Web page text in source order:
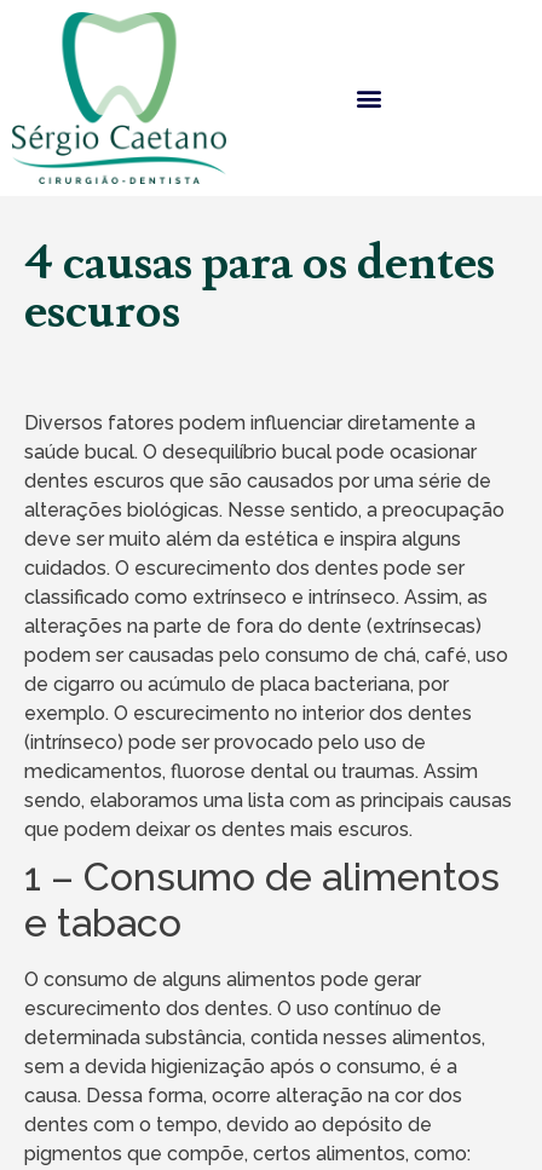
4 causas para os dentes
escuros
Diversos fatores podem influenciar diretamente a
saúde bucal. O desequilíbrio bucal pode ocasionar
dentes escuros que são causados por uma série de
alterações biológicas. Nesse sentido, a preocupação
deve ser muito além da estética e inspira alguns
cuidados. O escurecimento dos dentes pode ser
classificado como extrínseco e intrínseco. Assim, as
alterações na parte de fora do dente (extrínsecas)
podem ser causadas pelo consumo de chá, café, uso
de cigarro ou acúmulo de placa bacteriana, por
exemplo. O escurecimento no interior dos dentes
(intrínseco) pode ser provocado pelo uso de
medicamentos, fluorose dental ou traumas. Assim
sendo, elaboramos uma lista com as principais causas
que podem deixar os dentes mais escuros.
1 – Consumo de alimentos
e tabaco
O consumo de alguns alimentos pode gerar
escurecimento dos dentes. O uso contínuo de
determinada substância, contida nesses alimentos,
sem a devida higienização após o consumo, é a
causa. Dessa forma, ocorre alteração na cor dos
dentes com o tempo, devido ao depósito de
pigmentos que compõe, certos alimentos, como: